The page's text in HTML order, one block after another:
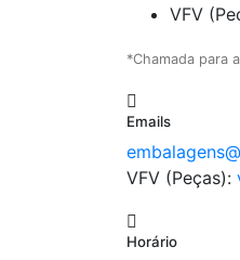
VFV
*Chamada para
Emails
VFV (Peças):
Horário